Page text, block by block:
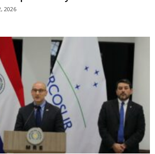
2026